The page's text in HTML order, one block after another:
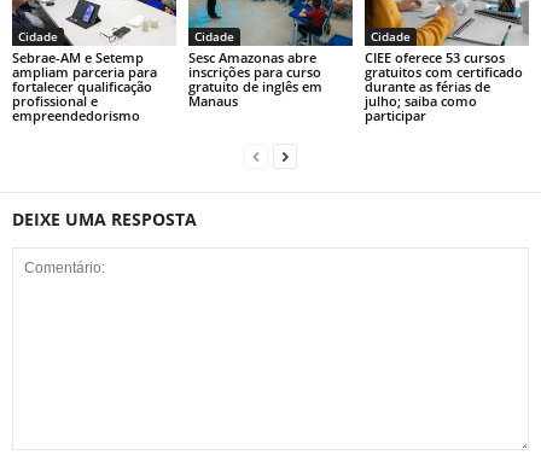
Cidade
Sebrae-AM e Setemp
ampliam parceria para
fortalecer qualificação
profissional e
empreendedorismo
Cidade
Sesc Amazonas abre
inscrições para curso
gratuito de inglês em
Manaus
Cidade
CIEE oferece 53 cursos
gratuitos com certificado
durante as férias de
julho; saiba como
participar
DEIXE UMA RESPOSTA